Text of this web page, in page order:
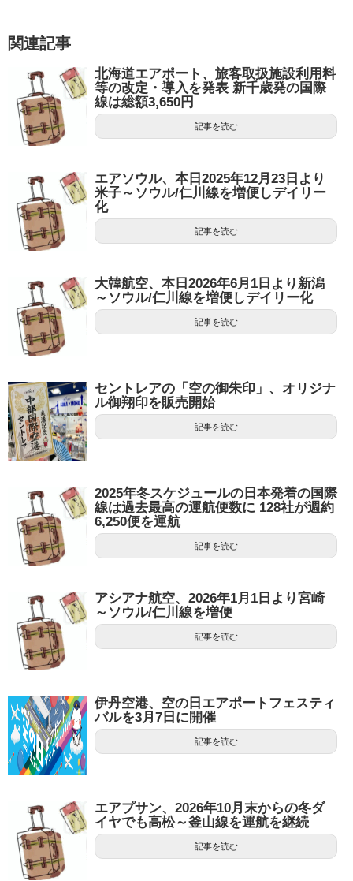
関連記事
北海道エアポート、旅客取扱施設利用料
等の改定・導入を発表 新千歳発の国際
線は総額3,650円
記事を読む
エアソウル、本日2025年12月23日より
米子～ソウル/仁川線を増便しデイリー
化
記事を読む
大韓航空、本日2026年6月1日より新潟
～ソウル/仁川線を増便しデイリー化
記事を読む
セントレアの「空の御朱印」、オリジナ
ル御翔印を販売開始
記事を読む
2025年冬スケジュールの日本発着の国際
線は過去最高の運航便数に 128社が週約
6,250便を運航
記事を読む
アシアナ航空、2026年1月1日より宮崎
～ソウル/仁川線を増便
記事を読む
伊丹空港、空の日エアポートフェスティ
バルを3月7日に開催
記事を読む
エアプサン、2026年10月末からの冬ダ
イヤでも高松～釜山線を運航を継続
記事を読む